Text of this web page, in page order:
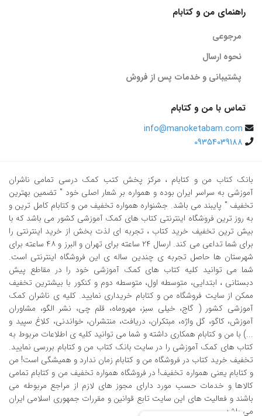
راهنمای من و کتابام
مرجوعی
نحوه ارسال
پشتیبانی و خدمات پس از فروش
تماس با من و کتابام
info@manoketabam.com
09354039188
بانک کتاب من و کتابام ، مرکز پخش کتب کمک درسی تمامی ناشران
آموزشی به سراسر ایران بوده و همواره بر شعار اصلی خود " تضمین بهترین
تخفیف " پایبند می باشد. جشنواره همواره تخفیف من و کتابام کامل ترین و
به روز ترین فروشگاه اینترنتی کتاب های کمک آموزشی کشور می باشد که با
بیش ترین تخفیف خرید کتاب ، تجربه ای لذت بخش از خرید اینترنتی را
برای شما تداعی می کند. ارسال ٢٤ ساعته برای تهران و البرز و ٤٨ ساعته برای
شهرستان ها حاصل تجربه ی چندین ساله ی این فروشگاه اینترنتی است.
شما می توانید کلیه کتاب های کمک آموزشی خود را در مقاطع پیش
دبستانی ، ابتدایی، متوسطه اول، متوسطه دوم و کنکور با بیشترین تخفیف
ممکن از سایت فروشگاه من و کتابام خریداری نمایید. کلیه ی ناشران کمک
آموزشی کشور ( گاج، خیلی سبز، مهروماه، قلم چی، نشر الگو، مشاوران
آموزش، کاگو، گل واژه، مبتکران، دریافت، منتشران، خواندنی، کلاغ سپید و
...) با من و کتابام همکاری داشته و شما می توانید کلیه ی اطلاعات مربوط به
کتاب های کمک آموزشی را در سایت بانک کتاب من و کتابام بررسی نمایید.
تخفیف خرید کتاب در فروشگاه من و کتابام زمان ندارد و همیشگی است! من
و کتابام یعنی همواره تخفیف! در فروشگاه همواره تخفیف من و کتابام تمامی
کالاها و خدمات حسب مورد دارای مجوز های لازم از مراجع مربوطه می
باشند و فعالیت های این سایت تابع قوانین و مقررات جمهوری اسلامی ایران
می باشد.